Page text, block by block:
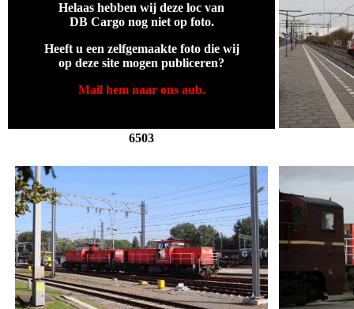
Helaas hebben wij deze loc van
DB Cargo nog niet op foto.
Heeft u een zelfgemaakte foto die wij
op deze site mogen publiceren?
Mail hem naar ons aub.
6503